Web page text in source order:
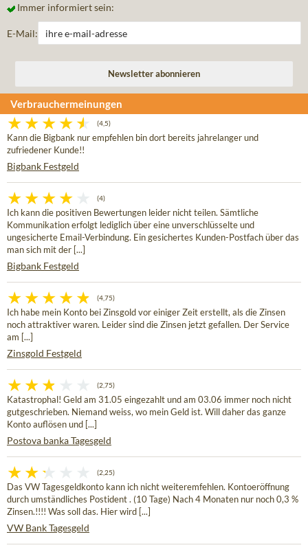
Immer informiert sein:
E-Mail:
Verbrauchermeinungen
(4,5)
Kann die Bigbank nur empfehlen bin dort bereits jahrelanger und
zufriedener Kunde!!
Bigbank Festgeld
(4)
Ich kann die positiven Bewertungen leider nicht teilen. Sämtliche
Kommunikation erfolgt lediglich über eine unverschlüsselte und
ungesicherte Email-Verbindung. Ein gesichertes Kunden-Postfach über das
man sich mit der [...]
Bigbank Festgeld
(4,75)
Ich habe mein Konto bei Zinsgold vor einiger Zeit erstellt, als die Zinsen
noch attraktiver waren. Leider sind die Zinsen jetzt gefallen. Der Service
am [...]
Zinsgold Festgeld
(2,75)
Katastrophal! Geld am 31.05 eingezahlt und am 03.06 immer noch nicht
gutgeschrieben. Niemand weiss, wo mein Geld ist. Will daher das ganze
Konto auflösen und [...]
Postova banka Tagesgeld
(2,25)
Das VW Tagesgeldkonto kann ich nicht weiteremfehlen. Kontoeröffnung
durch umständliches Postident . (10 Tage) Nach 4 Monaten nur noch 0,3 %
Zinsen.!!!! Was soll das. Hier wird [...]
VW Bank Tagesgeld